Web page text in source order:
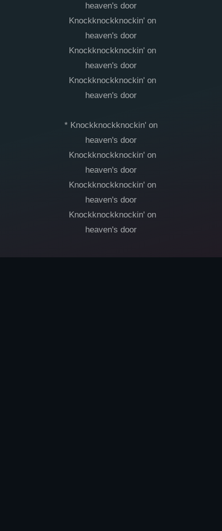
heaven's door
Knockknockknockin' on
heaven's door
Knockknockknockin' on
heaven's door
Knockknockknockin' on
heaven's door
* Knockknockknockin' on
heaven's door
Knockknockknockin' on
heaven's door
Knockknockknockin' on
heaven's door
Knockknockknockin' on
heaven's door